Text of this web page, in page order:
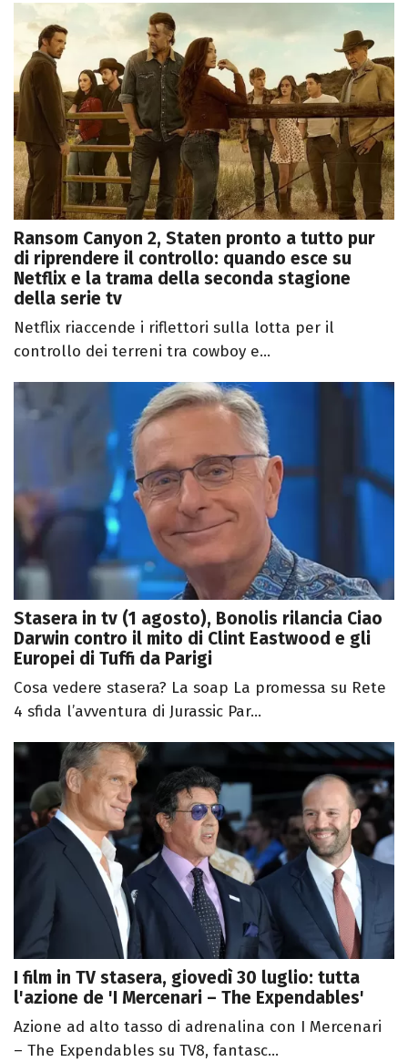
Ransom Canyon 2, Staten pronto a tutto pur
di riprendere il controllo: quando esce su
Netflix e la trama della seconda stagione
della serie tv
Netflix riaccende i riflettori sulla lotta per il
controllo dei terreni tra cowboy e...
Stasera in tv (1 agosto), Bonolis rilancia Ciao
Darwin contro il mito di Clint Eastwood e gli
Europei di Tuffi da Parigi
Cosa vedere stasera? La soap La promessa su Rete
4 sfida l’avventura di Jurassic Par...
I film in TV stasera, giovedì 30 luglio: tutta
l'azione de 'I Mercenari – The Expendables'
Azione ad alto tasso di adrenalina con I Mercenari
– The Expendables su TV8, fantasc...